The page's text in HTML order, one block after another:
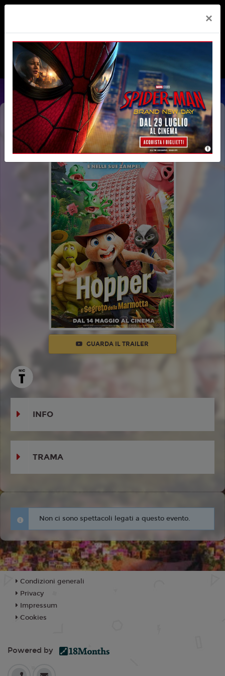
HOPPER IL SEGRETO DELLA
MARMOTTA
GUARDA IL TRAILER
INFO
TRAMA
Non ci sono spettacoli legati a questo evento.
×
Condizioni generali
Privacy
Impressum
Cookies
Powered by